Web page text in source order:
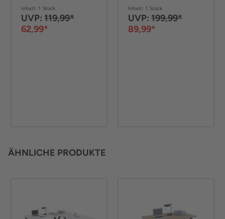
Inhalt: 1 Stück
UVP: 119,99*
62,99*
Holz/Schwarz
Inhalt: 1 Stück
UVP: 199,99*
89,99*
ÄHNLICHE PRODUKTE